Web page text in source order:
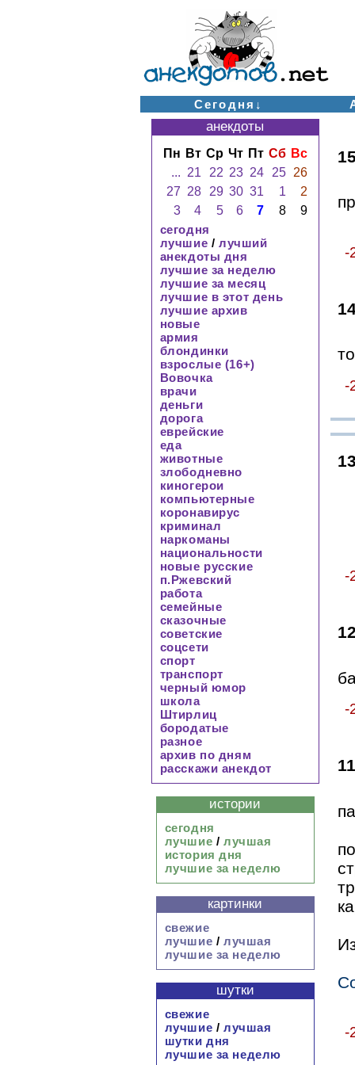
Сегодня↓
15
-
-
13
-
12
-
11
-
анекдоты
Пн Вт Ср Чт Пт Сб Вс
... 21 22 23 24 25
26
27 28 29 30 31 1
2
3
4 5 6 7 8
9
сегодня
лучшие / лучший
анекдоты дня
лучшие за неделю
лучшие за месяц
лучшие в этот день
лучшие архив
новые
армия
блондинки
взрослые (16+)
Вовочка
врачи
деньги
дорога
еврейские
еда
животные
злободневно
киногерои
компьютерные
коронавирус
криминал
наркоманы
национальности
новые русские
п.Ржевский
работа
семейные
сказочные
советские
соцсети
спорт
транспорт
черный юмор
школа
Штирлиц
бородатые
разное
архив по дням
расскажи анекдот
истории
сегодня
лучшие / лучшая
история дня
лучшие за неделю
картинки
свежие
лучшие / лучшая
лучшие за неделю
шутки
свежие
лучшие / лучшая
шутки дня
лучшие за неделю